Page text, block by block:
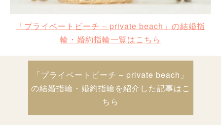
「プライベートビーチ – private beach」の結婚指
輪・婚約指輪一覧はこちら
「プライベートビーチ – private beach」
の結婚指輪・婚約指輪を紹介した記事はこ
ちら